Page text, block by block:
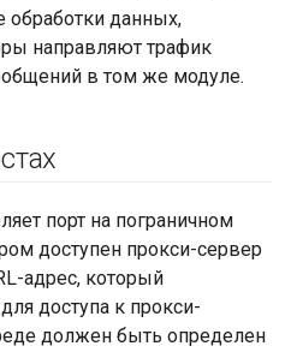
обработки данных,
направляют трафик
в том же модуле.
порт на пограничном
доступен прокси-сервер
адрес, который
доступа к прокси-
должен быть определен